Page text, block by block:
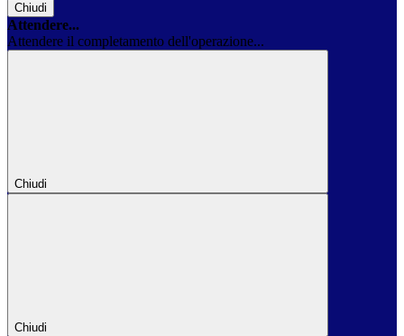
Chiudi
Attendere...
Attendere il completamento dell'operazione...
Chiudi
Chiudi